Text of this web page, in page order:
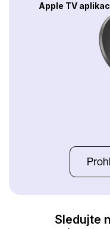
Apple TV
Sledujte